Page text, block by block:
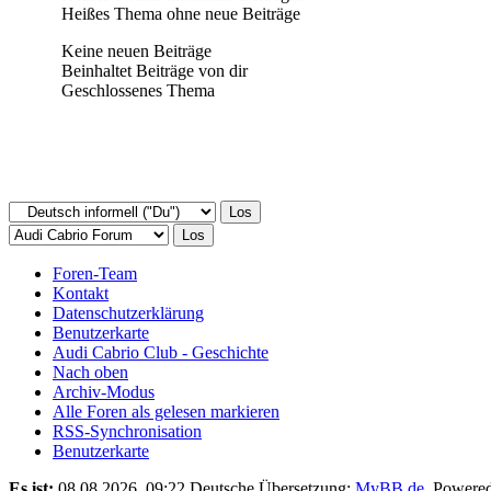
Heißes Thema ohne neue Beiträge
Keine neuen Beiträge
Beinhaltet Beiträge von dir
Geschlossenes Thema
Foren-Team
Kontakt
Datenschutzerklärung
Benutzerkarte
Audi Cabrio Club - Geschichte
Nach oben
Archiv-Modus
Alle Foren als gelesen markieren
RSS-Synchronisation
Benutzerkarte